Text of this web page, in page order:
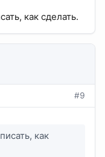
как сделать.
#9
как